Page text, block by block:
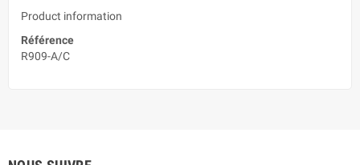
Product information
Référence
R909-A/C